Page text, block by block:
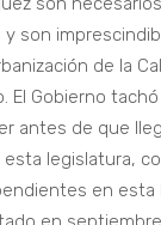
son
de la
El Gobierno
antes de que
esta legislatura,
en